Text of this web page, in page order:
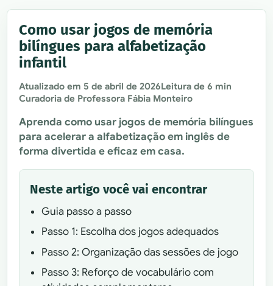
Como usar jogos de memória
bilíngues para alfabetização
infantil
Atualizado em5 de abril de 2026Leitura de 6 min
Curadoria de Professora Fábia Monteiro
Aprenda como usar jogos de memória bilíngues
para acelerar a alfabetização em inglês de
forma divertida e eficaz em casa.
Neste artigo você vai encontrar
Guia passo a passo
Passo 1: Escolha dos jogos adequados
Passo 2: Organização das sessões de jogo
Passo 3: Reforço de vocabulário com